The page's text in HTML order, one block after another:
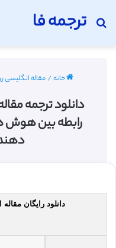
ترجمه فا
جستجو برای
خانه/مقاله انگلیسی
دانلود ترجمه
رابطه بین هوش
دانلود رایگان